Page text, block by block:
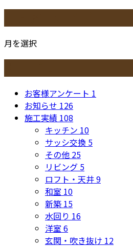
月を選択
お客様アンケート 1
お知らせ 126
施工実績 108
キッチン 10
サッシ交換 5
その他 25
リビング 5
ロフト・天井9
和室 10
新築 15
水回り 16
洋室 6
玄関・吹き抜け 12